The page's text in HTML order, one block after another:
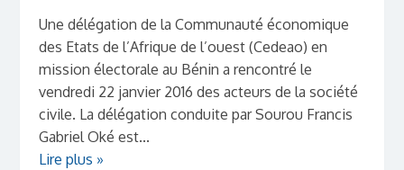
Une délégation de la Communauté économique
des Etats de l’Afrique de l’ouest (Cedeao) en
mission électorale au Bénin a rencontré le
vendredi 22 janvier 2016 des acteurs de la société
civile. La délégation conduite par Sourou Francis
Gabriel Oké est...
Lire plus »